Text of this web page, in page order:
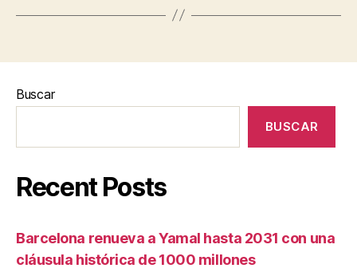
Buscar
BUSCAR
Recent Posts
Barcelona renueva a Yamal hasta 2031 con una
cláusula histórica de 1000 millones